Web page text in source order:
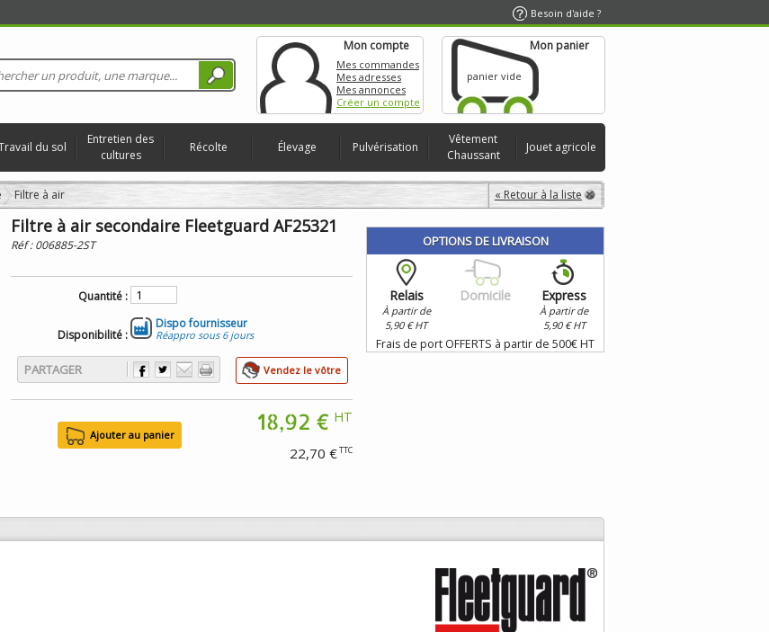
Besoin d'aide ?
Mon compte
Mes commandes
Mes adresses
Mes annonces
Créer un compte
Mon panier
panier vide
du sol
Entretien des
cultures
Récolte Élevage Pulvérisation
Vêtement
Chaussant
Jouet agricole
« Retour à la liste
Filtre à air
Filtre à air secondaire Fleetguard AF25321
Réf :006885-2ST
Quantité :
Disponibilité :
Dispo fournisseur
Réappro sous 6 jours
PARTAGER Vendez le vôtre
18,92 € HT
22,70 €TTC
OPTIONS DE LIVRAISON
Relais
À partir de
5,90 € HT
Domicile Express
À partir de
5,90 € HT
Frais de port OFFERTS à partir de 500€ HT